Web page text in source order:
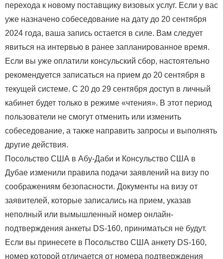
перехода к новому поставщику визовых услуг. Если у вас
уже назначено собеседование на дату до 20 сентября
2024 года, ваша запись остается в силе. Вам следует
явиться на интервью в ранее запланированное время.
Если вы уже оплатили консульский сбор, настоятельно
рекомендуется записаться на прием до 20 сентября в
текущей системе. С 20 до 29 сентября доступ в личный
кабинет будет только в режиме «чтения». В этот период
пользователи не смогут отменить или изменить
собеседование, а также направить запросы и выполнять
другие действия.
Посольство США в Абу-Даби и Консульство США в
Дубае изменили правила подачи заявлений на визу по
соображениям безопасности. Документы на визу от
заявителей, которые записались на прием, указав
неполный или вымышленный номер онлайн-
подтверждения анкеты DS-160, приниматься не будут.
Если вы принесете в Посольство США анкету DS-160,
номер которой отличается от номера подтверждения